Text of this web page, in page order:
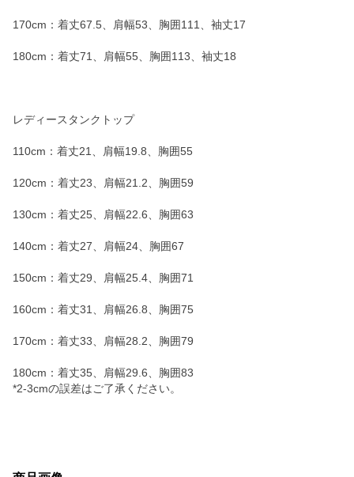
170cm：着丈67.5、肩幅53、胸囲111、袖丈17
180cm：着丈71、肩幅55、胸囲113、袖丈18
レディースタンクトップ
110cm：着丈21、肩幅19.8、胸囲55
120cm：着丈23、肩幅21.2、胸囲59
130cm：着丈25、肩幅22.6、胸囲63
140cm：着丈27、肩幅24、胸囲67
150cm：着丈29、肩幅25.4、胸囲71
160cm：着丈31、肩幅26.8、胸囲75
170cm：着丈33、肩幅28.2、胸囲79
180cm：着丈35、肩幅29.6、胸囲83
*2-3cmの誤差はご了承ください。